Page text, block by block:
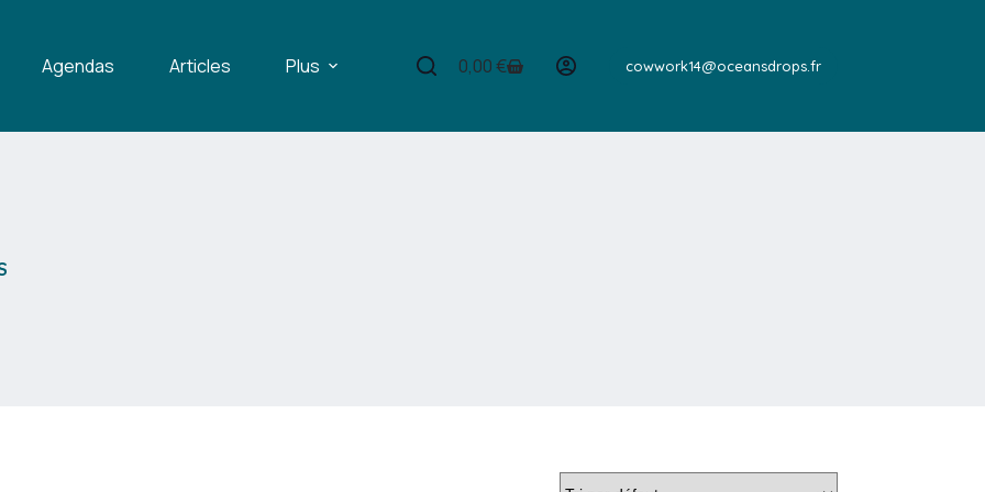
Agendas Articles Plus
Panier
0,00€ cowwork14@oceansdrops.fr